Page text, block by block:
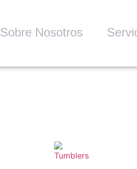
Sobre Nosotros